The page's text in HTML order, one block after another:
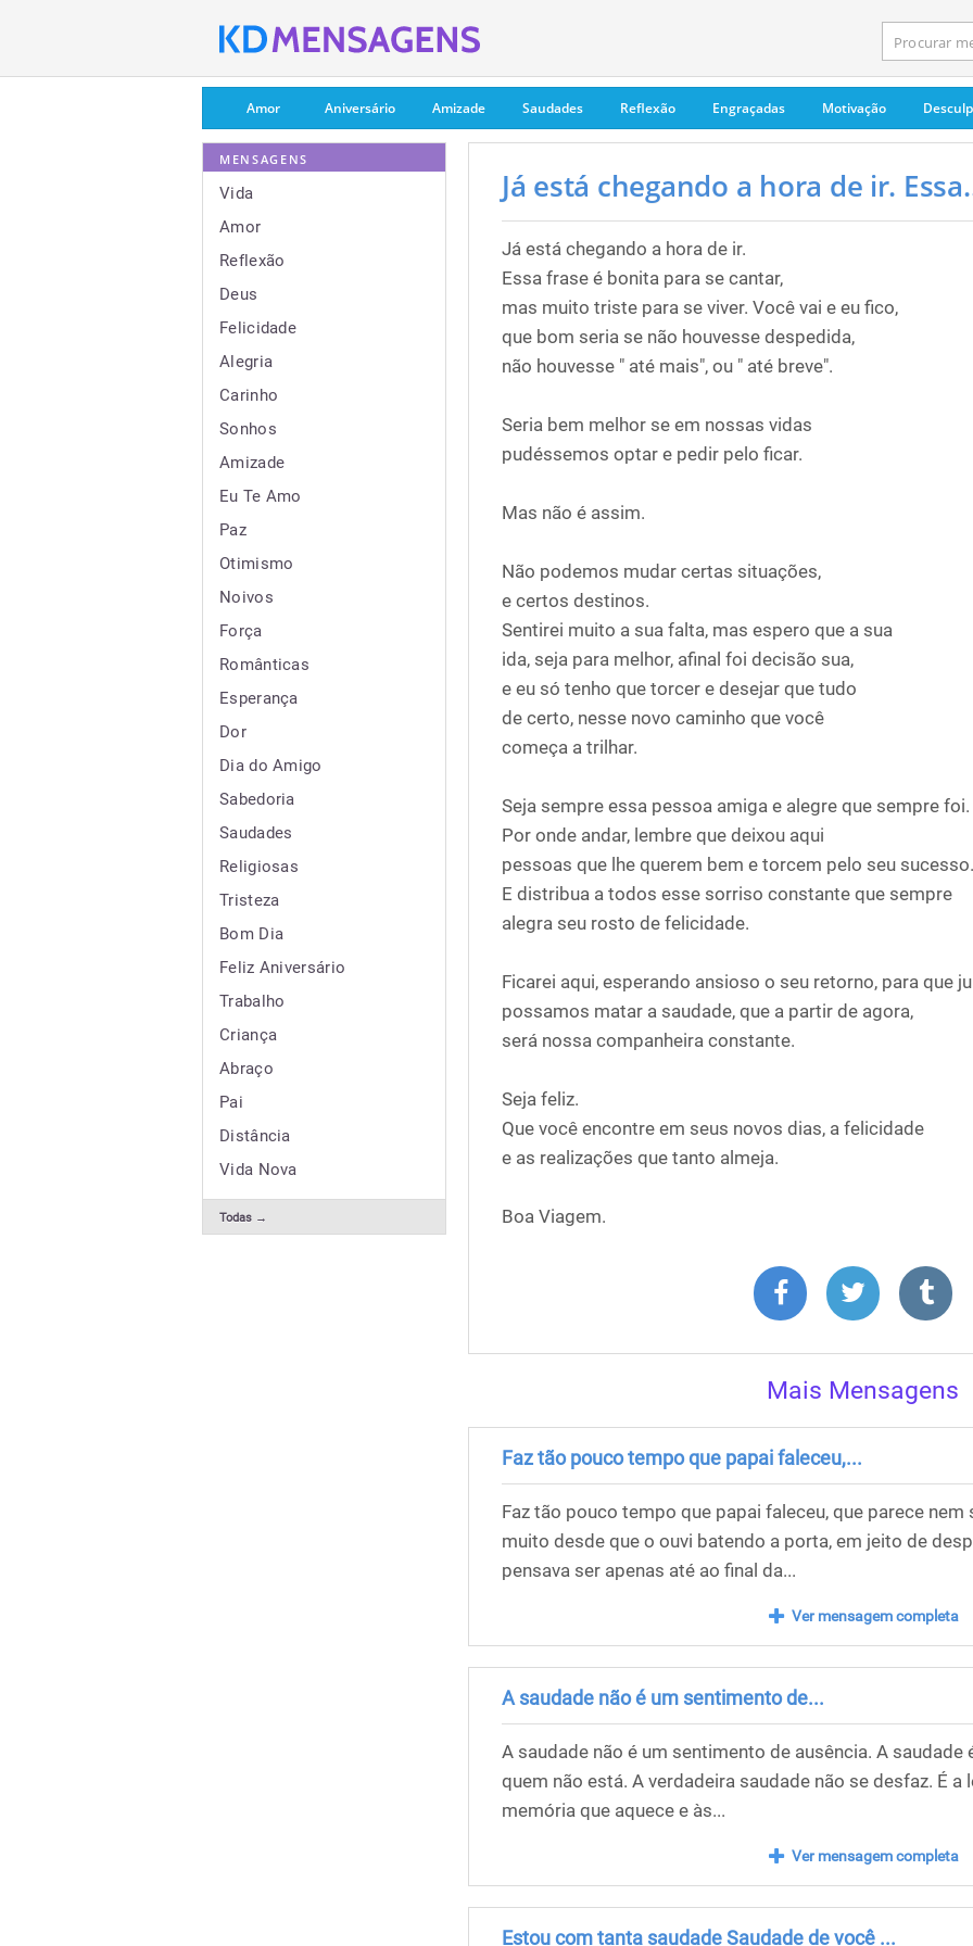
Amor Aniversário Amizade Saudades Reflexão Engraçadas Motivação
MENSAGENS
Vida
Amor
Reflexão
Deus
Felicidade
Alegria
Carinho
Sonhos
Amizade
Eu Te Amo
Paz
Otimismo
Noivos
Força
Românticas
Esperança
Dor
Dia do Amigo
Sabedoria
Saudades
Religiosas
Tristeza
Bom Dia
Feliz Aniversário
Trabalho
Criança
Abraço
Pai
Distância
Vida Nova
Todas →
Já está chegando a hora de ir.
Já está chegando a hora de ir.
Essa frase é bonita para se cantar,
mas muito triste para se viver. Você vai e eu fico,
que bom seria se não houvesse despedida,
não houvesse " até mais", ou " até breve".
Seria bem melhor se em nossas vidas
pudéssemos optar e pedir pelo ficar.
Mas não é assim.
Não podemos mudar certas situações,
e certos destinos.
Sentirei muito a sua falta, mas espero que a sua
ida, seja para melhor, afinal foi decisão sua,
e eu só tenho que torcer e desejar que tudo
de certo, nesse novo caminho que você
começa a trilhar.
Seja sempre essa pessoa amiga e alegre que sempre foi.
Por onde andar, lembre que deixou aqui
pessoas que lhe querem bem e torcem pelo seu sucesso.
E distribua a todos esse sorriso constante que sempre
alegra seu rosto de felicidade.
Ficarei aqui, esperando ansioso o seu retorno, para que
possamos matar a saudade, que a partir de agora,
será nossa companheira constante.
Seja feliz.
Que você encontre em seus novos dias, a felicidade
e as realizações que tanto almeja.
Boa Viagem.
Mais Mensagens
Faz tão pouco tempo que papai faleceu,...
Faz tão pouco tempo que papai faleceu, que parece
muito desde que o ouvi batendo a porta, em jeito de
pensava ser apenas até ao final da...
Ver mensagem completa
A saudade não é um sentimento de...
A saudade não é um sentimento de ausência. A
quem não está. A verdadeira saudade não se desfaz. É a
memória que aquece e às...
Ver mensagem completa
Estou com tanta saudade Saudade de você ...